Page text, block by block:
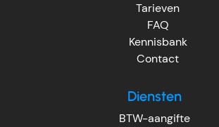
Tarieven
FAQ
Kennisbank
Contact
Diensten
BTW-aangifte